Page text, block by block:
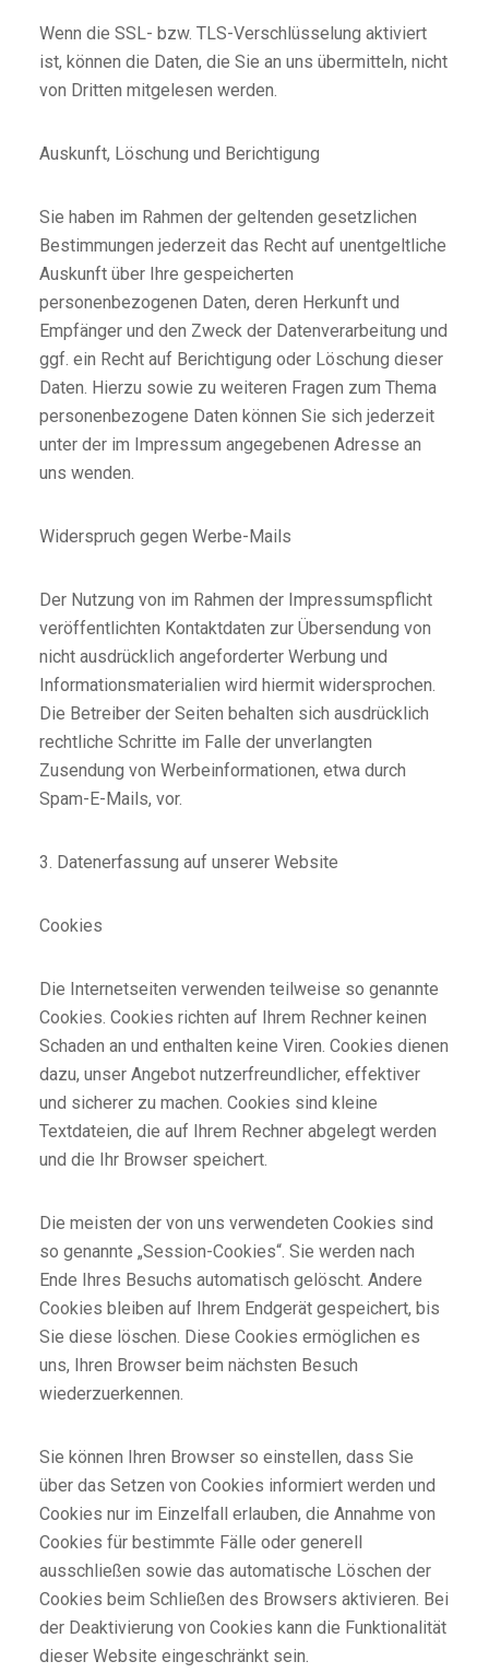
Wenn die SSL- bzw. TLS-Verschlüsselung aktiviert
ist, können die Daten, die Sie an uns übermitteln, nicht
von Dritten mitgelesen werden.
Auskunft, Löschung und Berichtigung
Sie haben im Rahmen der geltenden gesetzlichen
Bestimmungen jederzeit das Recht auf unentgeltliche
Auskunft über Ihre gespeicherten
personenbezogenen Daten, deren Herkunft und
Empfänger und den Zweck der Datenverarbeitung und
ggf. ein Recht auf Berichtigung oder Löschung dieser
Daten. Hierzu sowie zu weiteren Fragen zum Thema
personenbezogene Daten können Sie sich jederzeit
unter der im Impressum angegebenen Adresse an
uns wenden.
Widerspruch gegen Werbe-Mails
Der Nutzung von im Rahmen der Impressumspflicht
veröffentlichten Kontaktdaten zur Übersendung von
nicht ausdrücklich angeforderter Werbung und
Informationsmaterialien wird hiermit widersprochen.
Die Betreiber der Seiten behalten sich ausdrücklich
rechtliche Schritte im Falle der unverlangten
Zusendung von Werbeinformationen, etwa durch
Spam-E-Mails, vor.
3. Datenerfassung auf unserer Website
Cookies
Die Internetseiten verwenden teilweise so genannte
Cookies. Cookies richten auf Ihrem Rechner keinen
Schaden an und enthalten keine Viren. Cookies dienen
dazu, unser Angebot nutzerfreundlicher, effektiver
und sicherer zu machen. Cookies sind kleine
Textdateien, die auf Ihrem Rechner abgelegt werden
und die Ihr Browser speichert.
Die meisten der von uns verwendeten Cookies sind
so genannte „Session-Cookies“. Sie werden nach
Ende Ihres Besuchs automatisch gelöscht. Andere
Cookies bleiben auf Ihrem Endgerät gespeichert, bis
Sie diese löschen. Diese Cookies ermöglichen es
uns, Ihren Browser beim nächsten Besuch
wiederzuerkennen.
Sie können Ihren Browser so einstellen, dass Sie
über das Setzen von Cookies informiert werden und
Cookies nur im Einzelfall erlauben, die Annahme von
Cookies für bestimmte Fälle oder generell
ausschließen sowie das automatische Löschen der
Cookies beim Schließen des Browsers aktivieren. Bei
der Deaktivierung von Cookies kann die Funktionalität
dieser Website eingeschränkt sein.